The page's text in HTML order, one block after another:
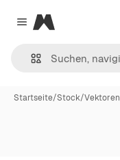
Close menu
Magnific
Startseite/Stock/Vektoren